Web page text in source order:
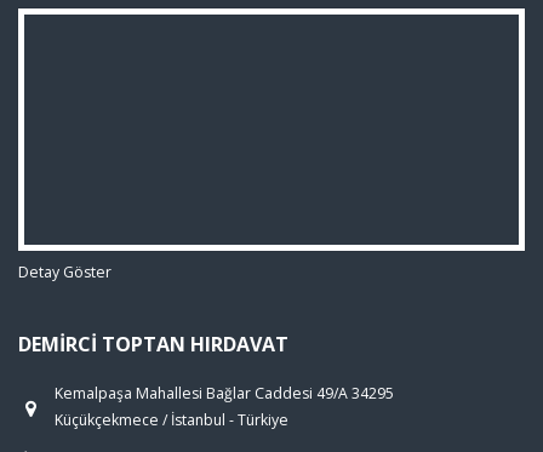
Detay Göster
DEMIRCI TOPTAN HIRDAVAT
Kemalpaşa Mahallesi Bağlar Caddesi 49/A 34295
Küçükçekmece / İstanbul - Türkiye